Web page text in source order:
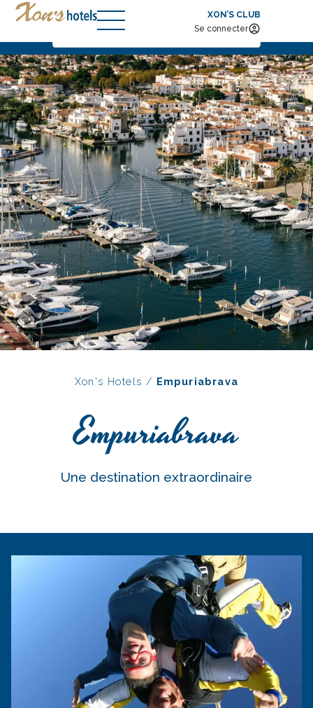
XON’S CLUB
Se connecter
Arrivée — Départ
Xon's Hotels / Empuriabrava
Empuriabrava
Une destination extraordinaire